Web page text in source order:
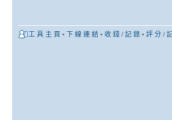
工 具 主 頁 • 下 線 連 結 • 收 錢 / 記 錄 • 評 分 /